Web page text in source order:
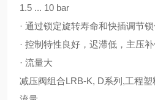
1.5 ... 10 bar
· 通过锁定旋转寿命和快插调节
· 控制特性良好，迟滞低，主压
· 流量大
减压阀组合LRB-K, D系列,工程塑